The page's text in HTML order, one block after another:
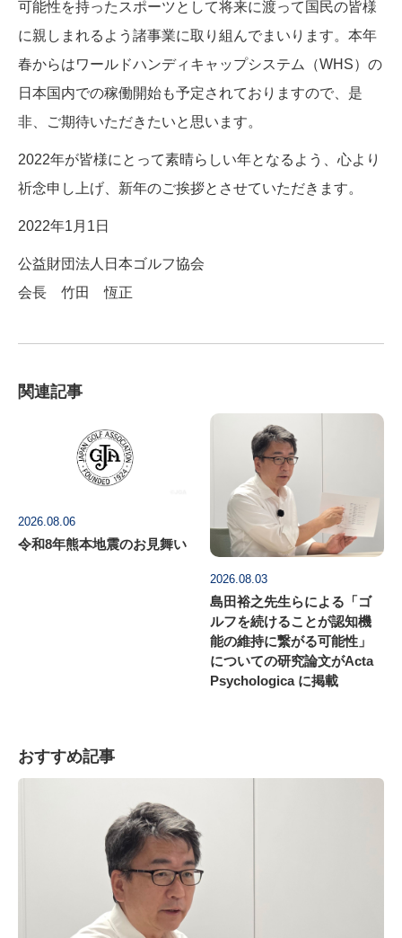
可能性を持ったスポーツとして将来に渡って国民の皆様
に親しまれるよう諸事業に取り組んでまいります。本年
春からはワールドハンディキャップシステム（WHS）の
日本国内での稼働開始も予定されておりますので、是
非、ご期待いただきたいと思います。
2022年が皆様にとって素晴らしい年となるよう、心より
祈念申し上げ、新年のご挨拶とさせていただきます。
2022年1月1日
公益財団法人日本ゴルフ協会
会長 竹田 恆正
関連記事
2026.08.06
令和8年熊本地震のお見舞い
2026.08.03
島田裕之先生らによる「ゴ
ルフを続けることが認知機
能の維持に繋がる可能性」
についての研究論文がActa
Psychologica に掲載
おすすめ記事